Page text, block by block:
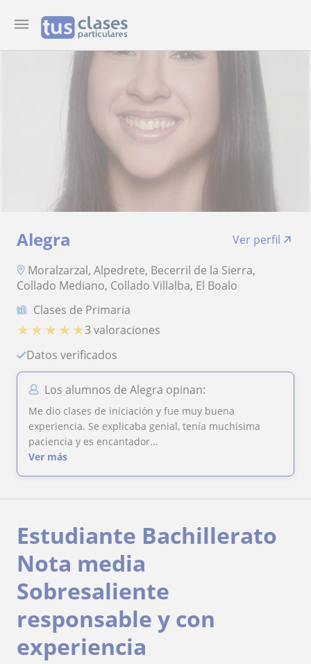
Alegra
Ver perfil
Moralzarzal, Alpedrete, Becerril de la Sierra,
Collado Mediano, Collado Villalba, El Boalo
Clases de Primaria
★ ★ ★ ★ ★3 valoraciones
Datos verificados
Los alumnos de Alegra opinan:
Me dio clases de iniciación y fue muy buena
experiencia. Se explicaba genial, tenía muchísima
paciencia y es encantador...
Ver más
Estudiante Bachillerato
Nota media
Sobresaliente
responsable y con
experiencia